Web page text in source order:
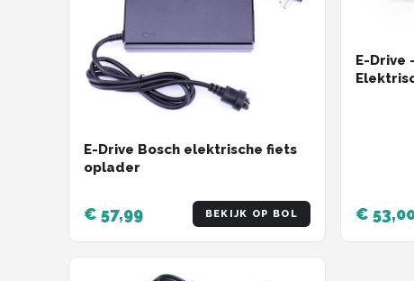
E-Drive Bosch elektrische fiets
oplader
€ 57,99 BEKIJK OP BOL
E-Drive
€